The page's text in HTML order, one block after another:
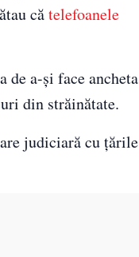
cătelefoanele
de a-şi face ancheta
din străinătate.
judiciară cu ţările